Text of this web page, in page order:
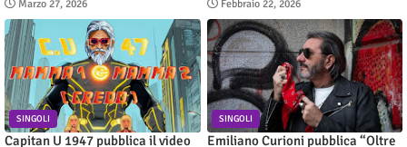
Marzo 27, 2026 Febbraio 22, 2026
SINGOLI
Capitan U 1947 pubblica il video
SINGOLI
Emiliano Curioni pubblica “Oltre